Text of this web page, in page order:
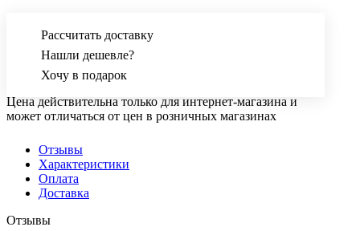
Рассчитать доставку
Нашли дешевле?
Хочу в подарок
Цена действительна только для интернет-магазина и
может отличаться от цен в розничных магазинах
Отзывы
Характеристики
Оплата
Доставка
Отзывы